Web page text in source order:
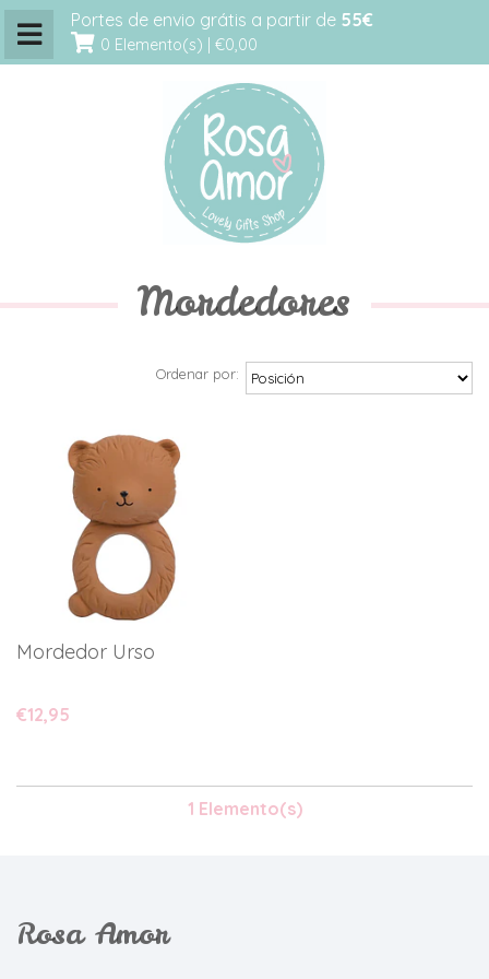
Portes de envio grátis a partir de 55€
0 Elemento(s) | €0,00
Mordedores
Ordenar por:
Mordedor Urso
€12,95
1 Elemento(s)
Rosa Amor